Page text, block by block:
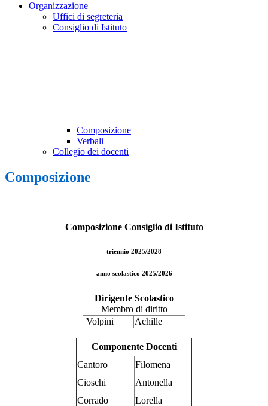
Organizzazione
Uffici di segreteria
Consiglio di Istituto
Composizione
Verbali
Collegio dei docenti
Composizione
Composizione Consiglio di Istituto
triennio 2025/2028
anno scolastico 2025/2026
Dirigente Scolastico
Membro di diritto
Volpini
Achille
Componente Docenti
Cantoro
Filomena
Cioschi
Antonella
Corrado
Lorella